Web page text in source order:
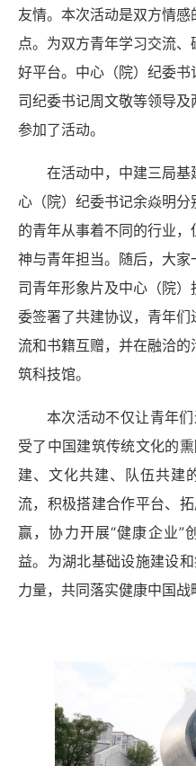
友情。本次活动是双方情
点。为双方青年学习交流
好平台。中心（院）纪委
司纪委书记周文敬等领导
参加了活动。
在活动中，中建三局
心（院）纪委书记余焱明
的青年从事着不同的行业
神与青年担当。随后，大
司青年形象片及中心（院
委签署了共建协议，青年
流和书籍互赠，并在融洽
筑科技馆。
本次活动不仅让青年
受了中国建筑传统文化的
建、文化共建、队伍共建
流，积极搭建合作平台、
赢，协力开展“健康企业”
益。为湖北基础设施建设
力量，共同落实健康中国战